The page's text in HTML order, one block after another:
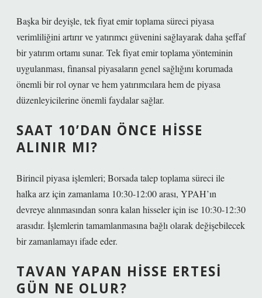
Başka bir deyişle, tek fiyat emir toplama süreci piyasa
verimliliğini artırır ve yatırımcı güvenini sağlayarak daha şeffaf
bir yatırım ortamı sunar. Tek fiyat emir toplama yönteminin
uygulanması, finansal piyasaların genel sağlığını korumada
önemli bir rol oynar ve hem yatırımcılara hem de piyasa
düzenleyicilerine önemli faydalar sağlar.
SAAT 10’DAN ÖNCE HISSE
ALINIR MI?
Birincil piyasa işlemleri; Borsada talep toplama süreci ile
halka arz için zamanlama 10:30-12:00 arası, YPAH’ın
devreye alınmasından sonra kalan hisseler için ise 10:30-12:30
arasıdır. İşlemlerin tamamlanmasına bağlı olarak değişebilecek
bir zamanlamayı ifade eder.
TAVAN YAPAN HISSE ERTESI
GÜN NE OLUR?